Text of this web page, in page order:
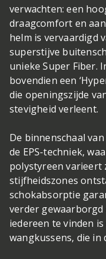
verwachten: een
draagcomfort en
helm is vervaardigd
superstijve
unieke Super Fiber.
bovendien een
die openingszijde
stevigheid verleent.
De binnenschaal
de EPS-techniek,
polystyreen varieert
stijfheidszones
schokabsorptie
verder
iedereen te vinden
wangkussens, die